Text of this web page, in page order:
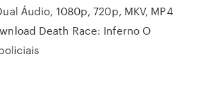
Áudio, 1080p, 720p, MKV, MP4
Death Race: Inferno O